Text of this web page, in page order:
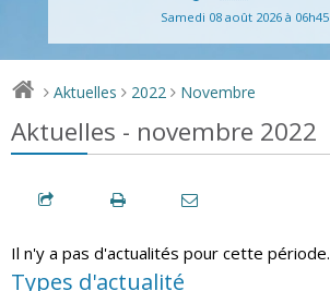
Samedi 08 août 2026 à 06h45
> Aktuelles > 2022 > Novembre
Aktuelles - novembre 2022
Il n'y a pas d'actualités pour cette période.
Types d'actualité